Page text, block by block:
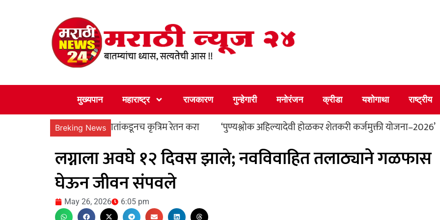
मुख्यपान महाराष्ट्र राजकारण गुन्हेगारी मनोरंजन क्रीडा यशोगाथा राष्ट्रीय
Breking News
नोंदणीकृत सेवादातांकडूनच कृत्रिम रेतन करा ‘पुण्यश्लोक अहिल्यादेवी होळकर शेतकरी कर्जमुक्ती योजना–2026’
लग्नाला अवघे १२ दिवस झाले; नवविवाहित तलाठ्याने गळफास
घेऊन जीवन संपवले
May 26, 2026 6:05 pm